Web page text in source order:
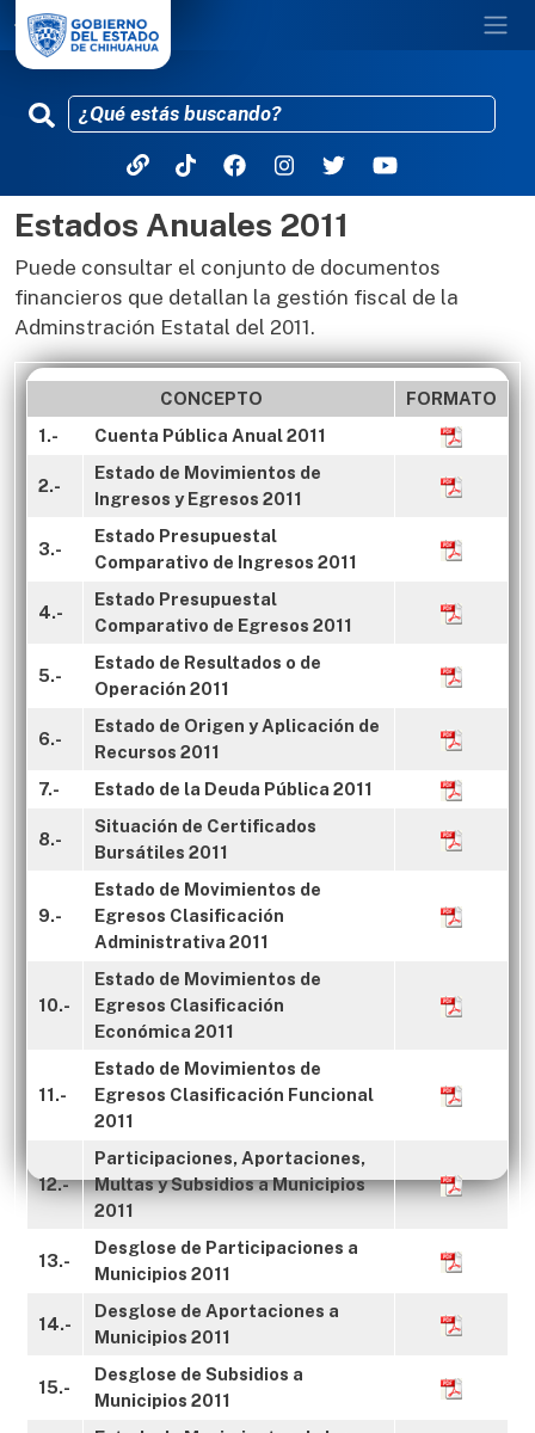
Pasar al contenido principal
Estados Anuales 2011
Puede consultar el conjunto de documentos
financieros que detallan la gestión fiscal de la
Adminstración Estatal del 2011.
CONCEPTO
FORMATO
1.-
Cuenta Pública Anual 2011
2.-
Estado de Movimientos de
Ingresos y Egresos 2011
3.-
Estado Presupuestal
Comparativo de Ingresos 2011
4.-
Estado Presupuestal
Comparativo de Egresos 2011
5.-
Estado de Resultados o de
Operación 2011
6.-
Estado de Origen y Aplicación de
Recursos 2011
7.-
Estado de la Deuda Pública 2011
8.-
Situación de Certificados
Bursátiles 2011
9.-
Estado de Movimientos de
Egresos Clasificación
Administrativa 2011
10.-
Estado de Movimientos de
Egresos Clasificación
Económica 2011
11.-
Estado de Movimientos de
Egresos Clasificación Funcional
2011
12.-
Participaciones, Aportaciones,
Multas y Subsidios a Municipios
2011
13.-
Desglose de Participaciones a
Municipios 2011
14.-
Desglose de Aportaciones a
Municipios 2011
15.-
Desglose de Subsidios a
Municipios 2011